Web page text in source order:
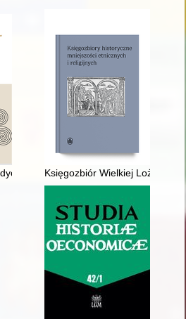
tożsamość, wiara
Księgozbiór Wielkiej Loży